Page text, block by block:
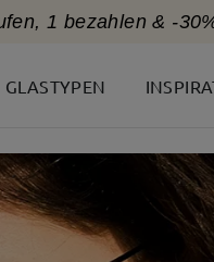
1 bezahlen & -
GLASTYPEN